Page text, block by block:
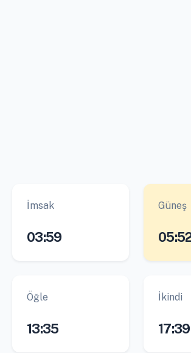
İmsak
03:59
Güneş
Öğle
13:35
İkindi
17:39